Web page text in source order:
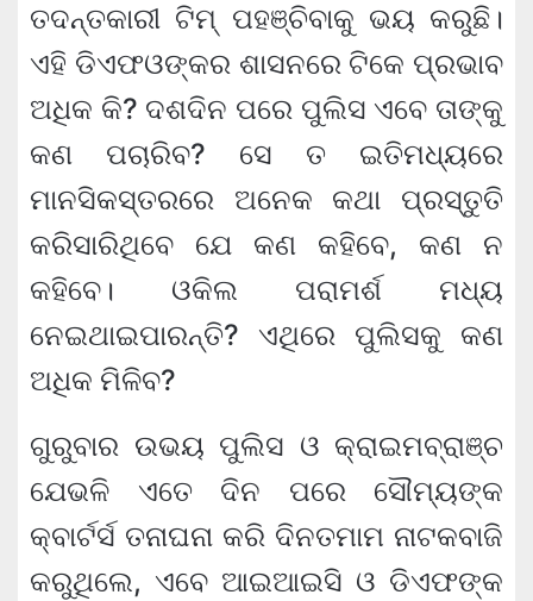
ତଦନ୍ତକାରୀ ଟିମ୍ ପହଞ୍ଚିବାକୁ ଭୟ କରୁଛି।
ଏହି ଡିଏଫଓଙ୍କର ଶାସନରେ ଟିକେ ପ୍ରଭାବ
ଅଧିକ କି? ଦଶଦିନ ପରେ ପୁଲିସ ଏବେ ତାଙ୍କୁ
କଣ ପଚାରିବ? ସେ ତ ଇତିମଧ୍ୟରେ
ମାନସିକସ୍ତରରେ ଅନେକ କଥା ପ୍ରସ୍ତୁତି
କରିସାରିଥିବେ ଯେ କଣ କହିବେ, କଣ ନ
କହିବେ। ଓକିଲ ପରାମର୍ଶ ମଧ୍ୟ
ନେଇଥାଇପାରନ୍ତି? ଏଥିରେ ପୁଲିସକୁ କଣ
ଅଧିକ ମିଳିବ?
ଗୁରୁବାର ଉଭୟ ପୁଲିସ ଓ କ୍ରାଇମବ୍ରାଞ୍ଚ
ଯେଭଳି ଏତେ ଦିନ ପରେ ସୌମ୍ୟଙ୍କ
କ୍ବାର୍ଟର୍ସ ତନାଘନା କରି ଦିନତମାମ ନାଟକବାଜି
କରୁଥିଲେ, ଏବେ ଆଇଆଇସି ଓ ଡିଏଫଙ୍କ